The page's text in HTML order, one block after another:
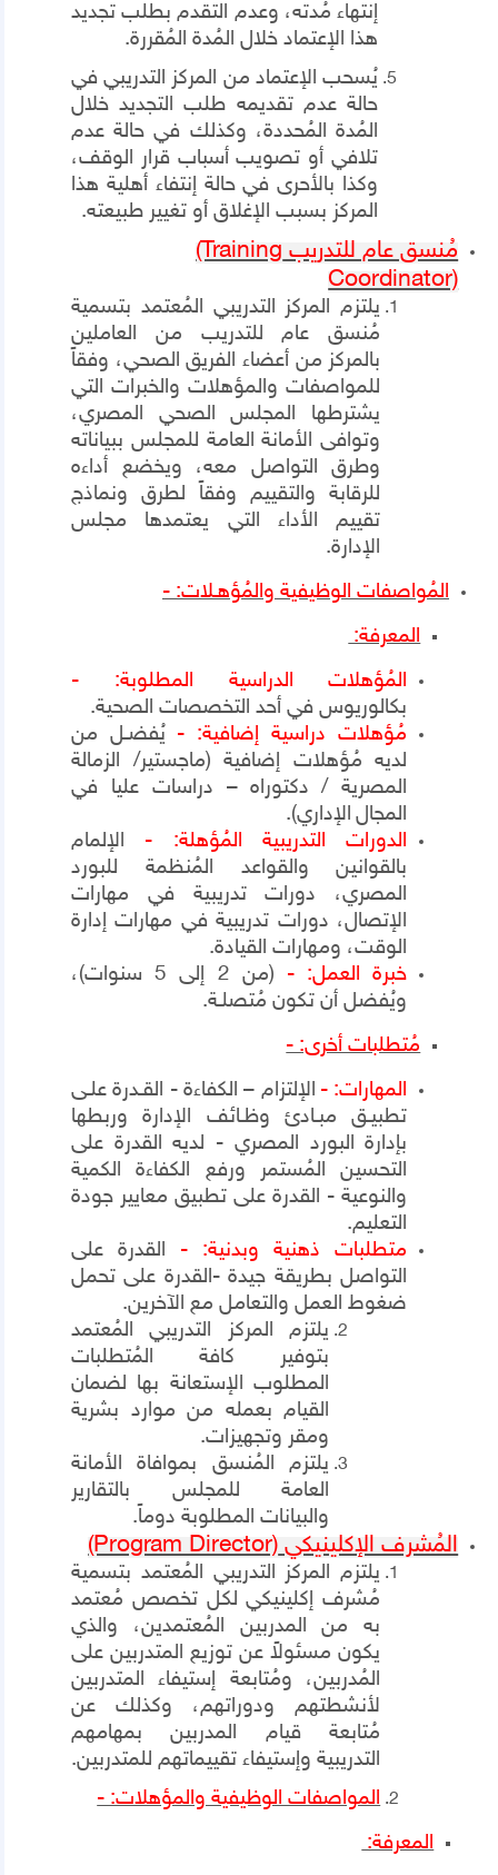
إنتهاء مُدته، وعدم التقدم بطلب تجديد
هذا الإعتماد خلال المُدة المُقررة.
يُسحب الإعتماد من المركز التدريبي في
حالة عدم تقديمه طلب التجديد خلال
المُدة المُحددة، وكذلك في حالة عدم
تلافي أو تصويب أسباب قرار الوقف،
وكذا بالأحرى في حالة إنتفاء أهلية هذا
المركز بسبب الإغلاق أو تغيير طبيعته.
مُنسق عام للتدريب(Training
Coordinator)
يلتزم المركز التدريبي المُعتمد بتسمية
مُنسق عام للتدريب من العاملين
بالمركز من أعضاء الفريق الصحي، وفقاً
للمواصفات والمؤهلات والخبرات التي
يشترطها المجلس الصحي المصري،
وتوافى الأمانة العامة للمجلس ببياناته
وطرق التواصل معه، ويخضع أداءه
للرقابة والتقييم وفقاً لطرق ونماذج
تقييم الأداء التي يعتمدها مجلس
الإدارة.
المُواصفات الوظيفية والمُؤهـلات: -
المعرفة:
المُؤهلات الدراسية المطلوبة: -
بكالوريوس في أحد التخصصات الصحية.
مُؤهلات دراسية إضافية: - يُفضـل من
لديه مُؤهلات إضافية (ماجستير/ الزمالة
المصرية / دكتوراه – دراسات عليا في
المجال الإداري).
الدورات التدريبية المُؤهلة: - الإلمام
بالقوانين والقواعد المُنظمة للبورد
المصري، دورات تدريبية في مهارات
الإتصال، دورات تدريبية في مهارات إدارة
الوقت، ومهارات القيادة.
خبرة العمل: -
(من 2 إلى 5 سنوات)،
ويُفضل أن تكون مُتصلـة.
مُتطلبات أخرى: -
المهارات: - الإلتزام – الكفاءة - القـدرة علـى
تطبيـق مبـادئ وظـائف الإدارة وربطها
بإدارة البورد المصري - لديه القدرة على
التحسين المُستمر ورفع الكفاءة الكمية
والنوعية - القدرة على تطبيق معايير جودة
التعليم.
متطلبات ذهنية
وبدنية: -
القدرة على
التواصل بطريقة جيدة-القدرة على تحمل
ضغوط العمل والتعامل مع الآخرين.
يلتزم المركز التدريبي المُعتمد
بتوفير كافة المُتطلبات
المطلوب الإستعانة بها لضمان
القيام بعمله من موارد بشرية
ومقر وتجهيزات.
يلتزم المُنسق بموافاة الأمانة
العامة للمجلس بالتقارير
والبيانات المطلوبة دوماً.
المُشرف الإكلينيكي(Program Director)
يلتزم المركز التدريبي المُعتمد بتسمية
مُشرف إكلينيكي لكل تخصص مُعتمد
به من المدربين المُعتمدين، والذي
يكون مسئولاً عن توزيع المتدربين على
المُدربين، ومُتابعة إستيفاء المتدربين
لأنشطتهم ودوراتهم، وكذلك عن
مُتابعة قيام المدربين بمهامهم
التدريبية وإستيفاء تقييماتهم للمتدربين.
المواصفات الوظيفية والمؤهلات: -
المعرفة: